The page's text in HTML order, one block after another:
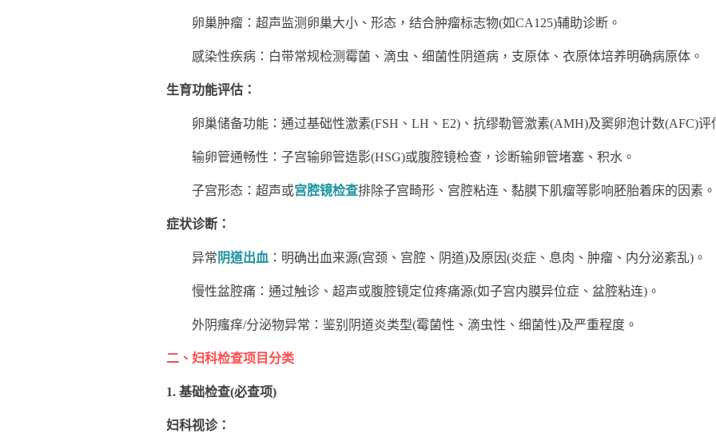
卵巢肿瘤：超声监测卵巢大小、形态，结合肿瘤标志物(如CA125)辅助诊断。
感染性疾病：白带常规检测霉菌、滴虫、细菌性阴道病，支原体、衣原体培养明确病原体。
生育功能评估：
卵巢储备功能：通过基础性激素(FSH、LH、E2)、抗缪勒管激素(AMH)及窦卵泡计数(AFC)评
输卵管通畅性：子宫输卵管造影(HSG)或腹腔镜检查，诊断输卵管堵塞、积水。
子宫形态：超声或宫腔镜检查排除子宫畸形、宫腔粘连、黏膜下肌瘤等影响胚胎着床的因素。
症状诊断：
异常 阴道出血 ：明确出血来源(宫颈、宫腔、阴道)及原因(炎症、息肉、肿瘤、内分泌紊乱)。
慢性盆腔痛：通过触诊、超声或腹腔镜定位疼痛源(如子宫内膜异位症、盆腔粘连)。
外阴瘙痒/分泌物异常：鉴别阴道炎类型(霉菌性、滴虫性、细菌性)及严重程度。
二、妇科检查项目分类
1. 基础检查(必查项)
妇科视诊：